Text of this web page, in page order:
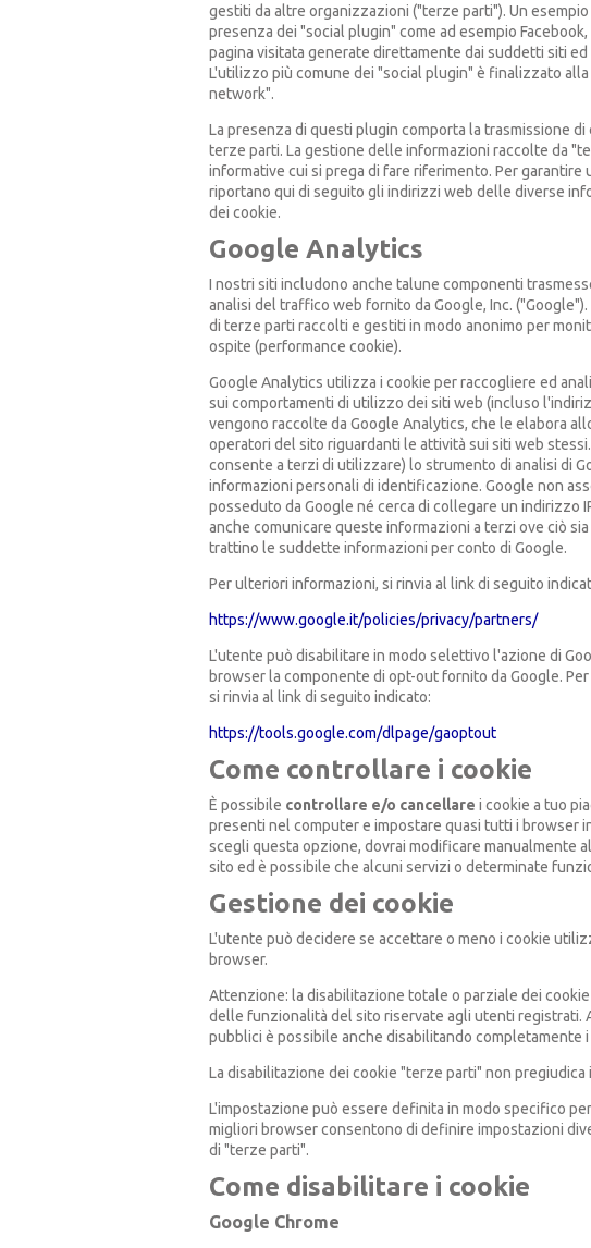
gestiti da altre organizzazioni ("terze parti"). Un
presenza dei "social plugin" come ad esempio
pagina visitata generate direttamente dai suddetti siti
L'utilizzo più comune dei "social plugin" è finalizzato
network".
La presenza di questi plugin comporta la trasmissione
terze parti. La gestione delle informazioni raccolte da
informative cui si prega di fare riferimento. Per garantire
riportano qui di seguito gli indirizzi web delle diverse
dei cookie.
Google Analytics
I nostri siti includono anche talune componenti
analisi del traffico web fornito da Google, Inc.
di terze parti raccolti e gestiti in modo anonimo per
ospite (performance cookie).
Google Analytics utilizza i cookie per raccogliere ed
sui comportamenti di utilizzo dei siti web (incluso
vengono raccolte da Google Analytics, che le elabora
operatori del sito riguardanti le attività sui siti web
consente a terzi di utilizzare) lo strumento di analisi di
informazioni personali di identificazione. Google non
posseduto da Google né cerca di collegare un indirizzo
anche comunicare queste informazioni a terzi ove ciò
trattino le suddette informazioni per conto di Google.
Per ulteriori informazioni, si rinvia al link di seguito
https://www.google.it/policies/privacy/partners/
L'utente può disabilitare in modo selettivo l'azione di
browser la componente di opt-out fornito da Google.
si rinvia al link di seguito indicato:
https://tools.google.com/dlpage/gaoptout
Come controllare i cookie
È possibile controllare e/o cancellare i cookie a tuo
presenti nel computer e impostare quasi tutti i browser
scegli questa opzione, dovrai modificare manualmente
sito ed è possibile che alcuni servizi o determinate
Gestione dei cookie
L'utente può decidere se accettare o meno i cookie
browser.
Attenzione: la disabilitazione totale o parziale dei
delle funzionalità del sito riservate agli utenti registrati.
pubblici è possibile anche disabilitando completamente i
La disabilitazione dei cookie "terze parti" non pregiudica
L'impostazione può essere definita in modo specifico
migliori browser consentono di definire impostazioni
di "terze parti".
Come disabilitare i cookie
Google Chrome